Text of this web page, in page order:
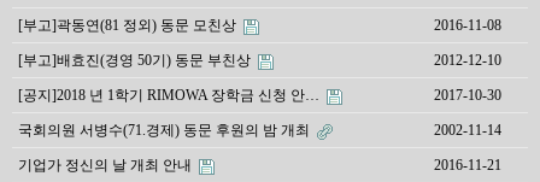
[부고]곽동연(81 정외) 동문 모친상 2016-11-08
[부고]배효진(경영 50기) 동문 부친상 2012-12-10
[공지]2018 년 1학기 RIMOWA 장학금 신청 안… 2017-10-30
국회의원 서병수(71.경제) 동문 후원의 밤 개최 2002-11-14
기업가 정신의 날 개최 안내 2016-11-21